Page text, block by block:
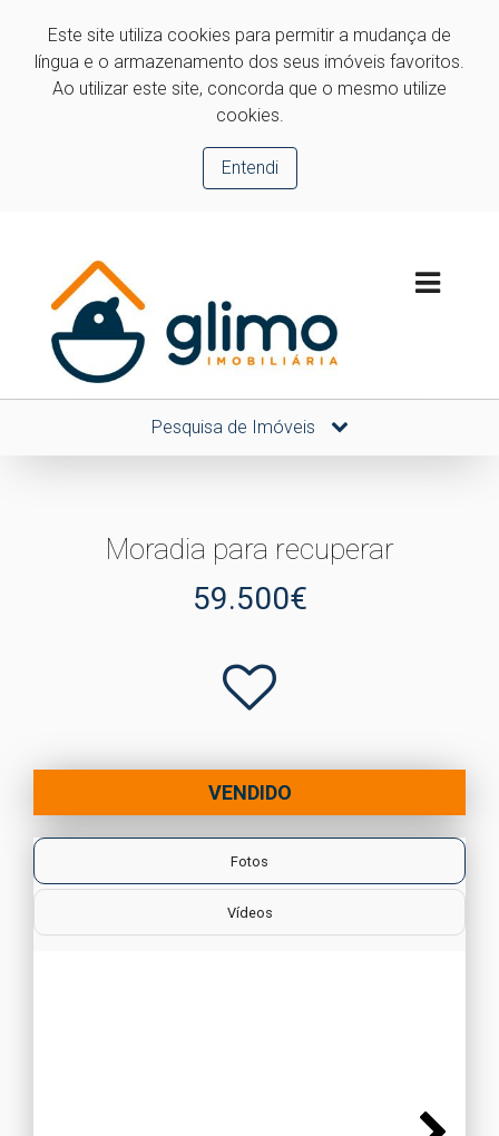
Este site utiliza cookies para permitir a mudança de
língua e o armazenamento dos seus imóveis favoritos.
Ao utilizar este site, concorda que o mesmo utilize
cookies.
Entendi
Pesquisa de Imóveis
Moradia para recuperar
59.500€
VENDIDO
Fotos
Vídeos